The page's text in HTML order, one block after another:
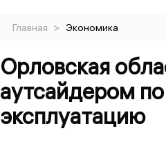
Главная > Экономика
Орловская
аутсайдером
эксплуатацию